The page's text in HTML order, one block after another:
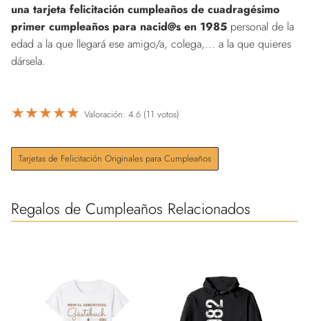
una tarjeta felicitación cumpleaños de cuadragésimo
primer cumpleaños para nacid@s en 1985 personal de la
edad a la que llegará ese amigo/a, colega,... a la que quieres
dársela.
★★★★★ Valoración: 4.6 (11 votos)
Tarjetas de Felicitación Originales para Cumpleaños
Regalos de Cumpleaños Relacionados